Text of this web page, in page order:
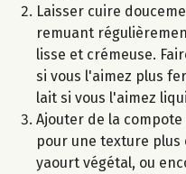
Laisser cuire
remuant
lisse et crémeuse.
si vous l'aimez plus
lait si vous l'aimez
Ajouter de la
pour une texture plus
yaourt végétal, ou